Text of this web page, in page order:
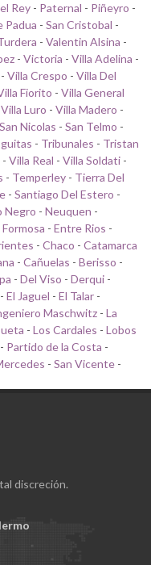
Rey - Paternal - Piñeyro -
Padua - San Cristobal -
- Valentin Alsina -
- Victoria - Villa Adelina -
- Villa Crespo - Villa Del
Fiorito - Villa General
Villa Luro - Villa Madero -
San Nicolas - San Telmo -
- Tribunales - Tristan
- Villa Real - Villa Soldati -
- Temperley - Tierra Del
- Santiago Del Estero -
Negro - Neuquen -
Formosa - Entre Rios -
- Chaco - Catamarca
- Cañuelas - Berisso -
- Del Viso - Derqui -
- El Jaguel - El Talar -
Maschwitz - La
- Los Cardales - Lobos
- Partido de la Costa -
- San Vicente -
discreción.